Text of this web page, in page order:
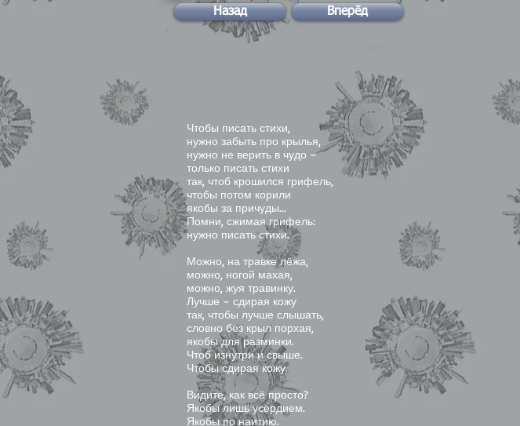
Назад Вперёд
Чтобы писать стихи,
нужно забыть про крылья,
нужно не верить в чудо –
только писать стихи
так, чтоб крошился грифель,
чтобы потом корили
якобы за причуды...
Помни, сжимая грифель:
нужно писать стихи.
Можно, на травке лёжа,
можно, ногой махая,
можно, жуя травинку.
Лучше – сдирая кожу
так, чтобы лучше слышать,
словно без крыл порхая,
якобы для разминки.
Чтоб изнутри и свыше.
Чтобы сдирая кожу.
Видите, как всё просто?
Якобы лишь усердием.
Якобы по наитию.